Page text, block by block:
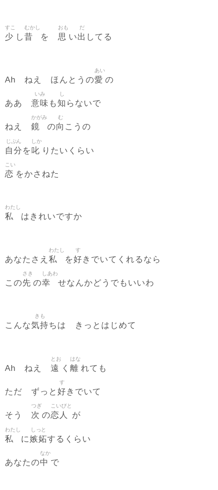
少
すこ
し昔
むかし
を 思
おも
い出
だ
してる
Ah ねえ ほんとうの愛
あい
の
ああ 意味
いみ
も知
し
らないで
ねえ 鏡
かがみ
の向
む
こうの
自分
じぶん
を叱
しか
りたいくらい
恋
こい
をかさねた
私
わたし
はきれいですか
あなたさえ 私
わたし
を好
す
きでいてくれるなら
この先
さき
の幸
しあわ
せなんかどうでもいいわ
こんな気持
きも
ちは きっとはじめて
Ah ねえ 遠
とお
く 離
はな
れても
ただ ずっと 好
す
きでいて
そう 次
つぎ
の恋人
こいびと
が
私
わたし
に嫉妬
しっと
するくらい
あなたの中
なか
で